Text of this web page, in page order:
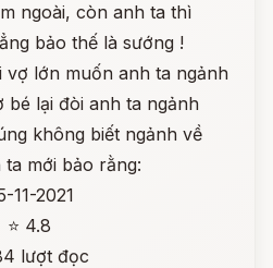
ngoài, còn anh ta thì
bảo thế là sướng !
lớn muốn anh ta ngảnh
bé lại đòi anh ta ngảnh
không biết ngảnh về
mới bảo rằng:
11-2021
⭐ 4.8
lượt đọc